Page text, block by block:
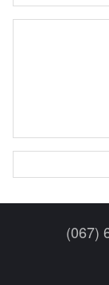
(067)